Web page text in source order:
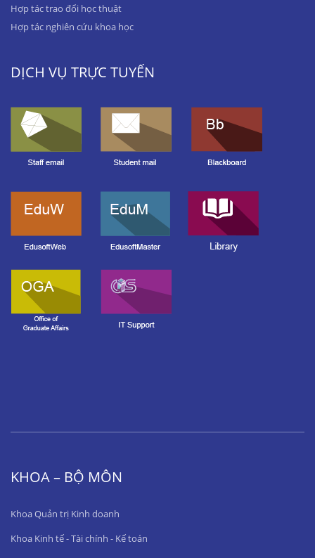
Hợp tác trao đổi học thuật
Hợp tác nghiên cứu khoa học
DỊCH VỤ TRỰC TUYẾN
KHOA – BỘ MÔN
Khoa Quản trị Kinh doanh
Khoa Kinh tế - Tài chính - Kế toán